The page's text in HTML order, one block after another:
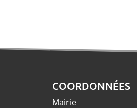
COORDONNÉES
Mairie